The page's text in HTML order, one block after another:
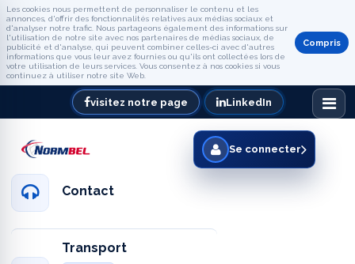
Les cookies nous permettent de personnaliser le contenu et les
annonces, d'offrir des fonctionnalités relatives aux médias sociaux et
d'analyser notre trafic. Nous partageons également des informations sur
l'utilisation de notre site avec nos partenaires de médias sociaux, de
publicité et d'analyse, qui peuvent combiner celles-ci avec d'autres
informations que vous leur avez fournies ou qu'ils ont collectées lors de
votre utilisation de leurs services. Vous consentez à nos cookies si vous
continuez à utiliser notre site Web.
Compris
visitez notre page LinkedIn
Contact
Transport
Se connecter